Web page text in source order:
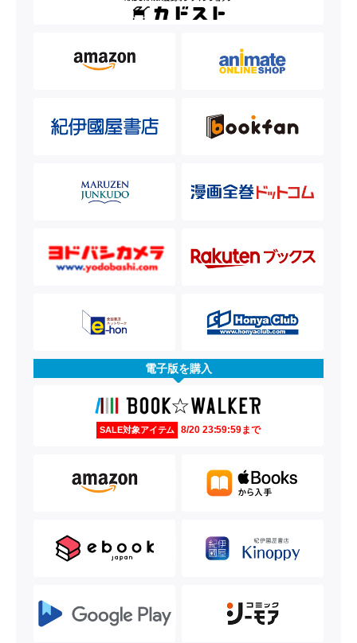
電子版を購入
SALE対象アイテム 8/20 23:59:59まで